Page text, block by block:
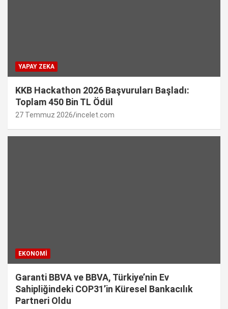
YAPAY ZEKA
KKB Hackathon 2026 Başvuruları Başladı:
Toplam 450 Bin TL Ödül
27 Temmuz 2026 incelet.com
EKONOMI
Garanti BBVA ve BBVA, Türkiye’nin Ev
Sahipliğindeki COP31’in Küresel Bankacılık
Partneri Oldu